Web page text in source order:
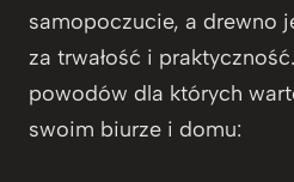
samopoczucie, a drewno
za trwałość i
powodów dla których
swoim biurze i domu: